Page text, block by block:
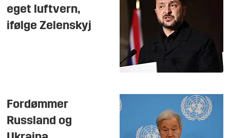
eget luftvern,
ifølge Zelenskyj
Fordømmer
Russland og